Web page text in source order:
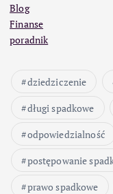
Blog
Finanse
poradnik
dziedziczenie
długi spadkowe
odpowiedzialność
postępowanie
prawo spadkowe